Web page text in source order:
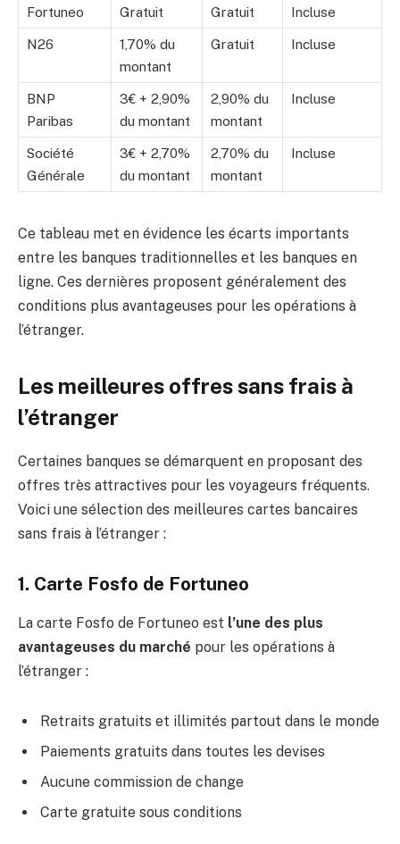
Fortuneo Gratuit Gratuit Incluse
N26
1,70% du
montant
Gratuit Incluse
BNP
Paribas
3€ + 2,90%
du montant
2,90% du
montant
Incluse
Société
Générale
3€ + 2,70%
du montant
2,70% du
montant
Incluse
Ce tableau met en évidence les écarts importants
entre les banques traditionnelles et les banques en
ligne. Ces dernières proposent généralement des
conditions plus avantageuses pour les opérations à
l’étranger.
Les meilleures offres sans frais à
l’étranger
Certaines banques se démarquent en proposant des
offres très attractives pour les voyageurs fréquents.
Voici une sélection des meilleures cartes bancaires
sans frais à l’étranger :
1. Carte Fosfo de Fortuneo
La carte Fosfo de Fortuneo est l’une des plus
avantageuses du marché pour les opérations à
l’étranger :
Retraits gratuits et illimités partout dans le monde
Paiements gratuits dans toutes les devises
Aucune commission de change
Carte gratuite sous conditions